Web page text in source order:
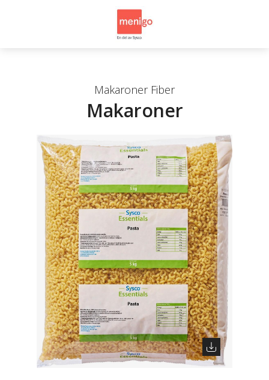
Makaroner Fiber
Makaroner